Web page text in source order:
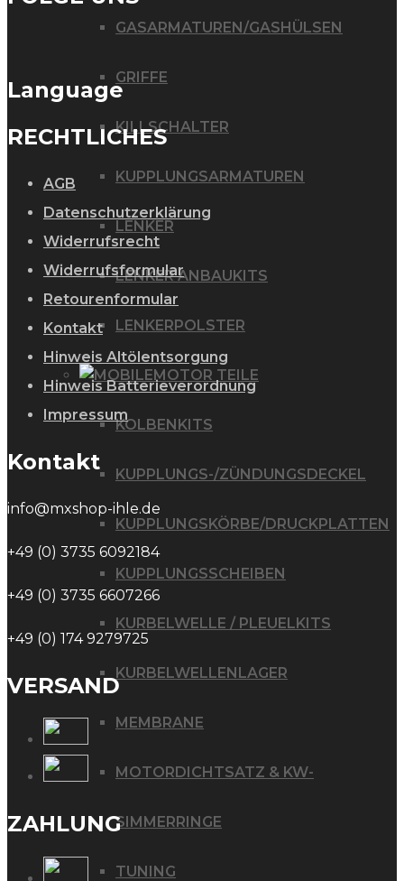
GASARMATUREN/GASHÜLSEN
GRIFFE
KILLSCHALTER
KUPPLUNGSARMATUREN
LENKER
LENKER ANBAUKITS
LENKERPOLSTER
MOTOR TEILE
KOLBENKITS
KUPPLUNGS-/ZÜNDUNGSDECKEL
KUPPLUNGSKÖRBE/DRUCKPLATTEN
KUPPLUNGSSCHEIBEN
KURBELWELLE / PLEUELKITS
KURBELWELLENLAGER
MEMBRANE
MOTORDICHTSATZ & KW-
SIMMERRINGE
TUNING
Language
RECHTLICHES
AGB
Datenschutzerklärung
Widerrufsrecht
Widerrufsformular
Retourenformular
Kontakt
Hinweis Altölentsorgung
Hinweis Batterieverordnung
Impressum
Kontakt
info@mxshop-ihle.de
+49 (0) 3735 6092184
+49 (0) 3735 6607266
+49 (0) 174 9279725
VERSAND
ZAHLUNG